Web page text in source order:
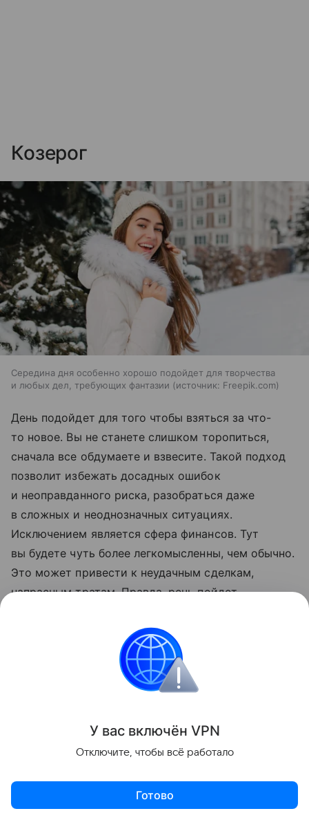
Козерог
Середина дня особенно хорошо подойдет для творчества
и любых дел, требующих фантазии
источник: Freepik.com
День подойдет для того чтобы взяться за что-
то новое. Вы не станете слишком торопиться,
сначала все обдумаете и взвесите. Такой подход
позволит избежать досадных ошибок
и неоправданного риска, разобраться даже
в сложных и неоднозначных ситуациях.
Исключением является сфера финансов. Тут
вы будете чуть более легкомысленны, чем обычно.
Это может привести к неудачным сделкам,
напрасным тратам. Правда, речь пойдет
причин для волнений нет.
Середина дня особенно хорошо подойдет
для творчества и любых дел, требующих фантазии
идеи, на реализации которых вы сможете
сосредоточиться на следующей неделе.
У вас включён VPN
Отключите, чтобы всё работало
Готово